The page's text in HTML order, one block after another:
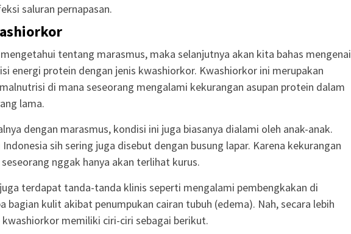
saluran pernapasan.
tentang marasmus, maka selanjutnya akan kita bahas mengenai
energi protein dengan jenis kwashiorkor. Kwashiorkor ini merupakan
di mana seseorang mengalami kekurangan asupan protein dalam
lama.
dengan marasmus, kondisi ini juga biasanya dialami oleh anak-anak.
Indonesia sih sering juga disebut dengan busung lapar. Karena kekurangan
nggak hanya akan terlihat kurus.
terdapat tanda-tanda klinis seperti mengalami pembengkakan di
bagian kulit akibat penumpukan cairan tubuh (edema). Nah, secara lebih
kwashiorkor memiliki ciri-ciri sebagai berikut.